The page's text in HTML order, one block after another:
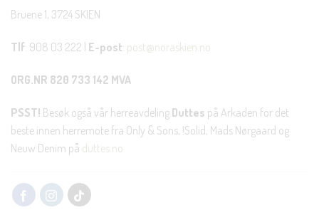
Bruene 1, 3724 SKIEN
Tlf: 908 03 222 | E-post: post@noraskien.no
ORG.NR 820 733 142 MVA
PSST! Besøk også vår herreavdeling Duttes på Arkaden for det
beste innen herremote fra Only & Sons, !Solid, Mads Nørgaard og
Neuw Denim på duttes.no